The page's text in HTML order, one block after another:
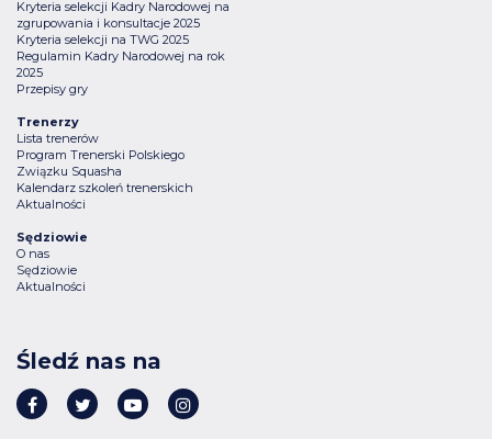
Kryteria selekcji Kadry Narodowej na
zgrupowania i konsultacje 2025
Kryteria selekcji na TWG 2025
Regulamin Kadry Narodowej na rok
2025
Przepisy gry
Trenerzy
Lista trenerów
Program Trenerski Polskiego
Związku Squasha
Kalendarz szkoleń trenerskich
Aktualności
Sędziowie
O nas
Sędziowie
Aktualności
Śledź nas na